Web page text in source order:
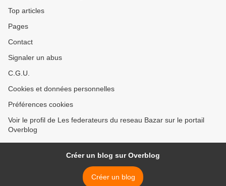
Top articles
Pages
Contact
Signaler un abus
C.G.U.
Cookies et données personnelles
Préférences cookies
Voir le profil de Les federateurs du reseau Bazar sur le portail
Overblog
Créer un blog sur Overblog
Créer un blog